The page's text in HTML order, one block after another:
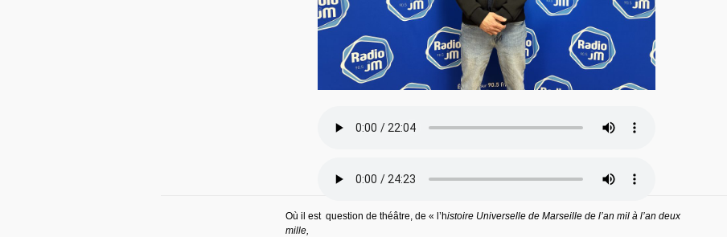
Où il est question de théâtre, de « l’histoire Universelle de Marseille de l’an mil à l’an deux
mille,